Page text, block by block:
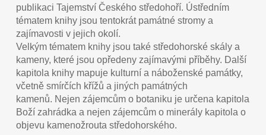
publikaci Tajemství Českého středohoří. Ústředním
tématem knihy jsou tentokrát památné stromy a
zajímavosti v jejich okolí.
Velkým tématem knihy jsou také středohorské skály a
kameny, které jsou opředeny zajímavými příběhy. Další
kapitola knihy mapuje kulturní a náboženské památky,
včetně smírčích křížů a jiných památných
kamenů. Nejen zájemcům o botaniku je určena kapitola
Boží zahrádka a nejen zájemcům o minerály kapitola o
objevu kamenožrouta středohorského.